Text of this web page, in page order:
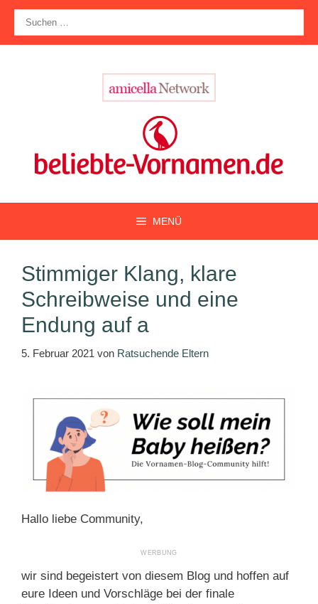
Zum
Inhalt
springen
nach:
MENÜ
Stimmiger Klang, klare
Schreibweise und eine
Endung auf a
5. Februar 2021 von Ratsuchende Eltern
Hallo liebe Community,
wir sind begeistert von diesem Blog und hoffen auf
eure Ideen und Vorschläge bei der finale